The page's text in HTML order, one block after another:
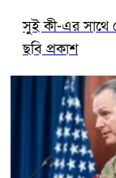
সুই কী-এর সাথে
ছবি প্রকাশ